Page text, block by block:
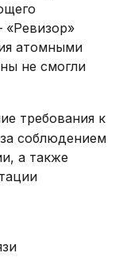
«Ревизор»
атомными
не смогли
требования к
соблюдением
а также